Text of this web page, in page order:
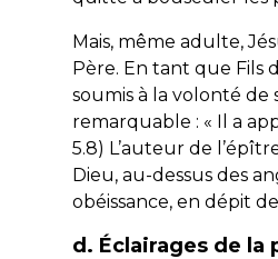
Mais, même adulte,
Père. En tant que Fils
soumis à la volonté de
remarquable : « Il a
5.8) L’auteur de
Dieu, au-dessus des
obéissance, en dépit
d. Éclairages de la